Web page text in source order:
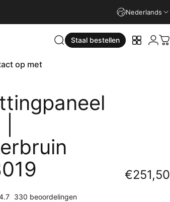
100% tevreden klantenNederlands
Zoekopdracht
Staal bestellen Uw staal
Login
op met
€251,50
330 beoordelingen330 totaal aantal